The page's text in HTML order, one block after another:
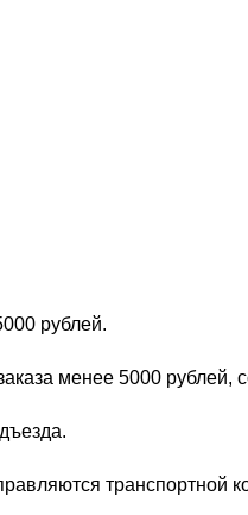
рублей.
менее 5000 рублей,